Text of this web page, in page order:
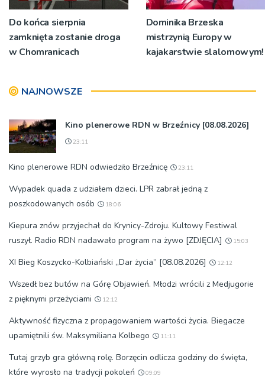
Do końca sierpnia
zamknięta zostanie droga
w Chomranicach
Dominika Brzeska
mistrzynią Europy w
kajakarstwie slalomowym!
NAJNOWSZE
Kino plenerowe RDN w Brzeźnicy [08.08.2026]
23:11
Kino plenerowe RDN odwiedziło Brzeźnicę 23:11
Wypadek quada z udziałem dzieci. LPR zabrał jedną z
poszkodowanych osób
18:06
Kiepura znów przyjechał do Krynicy-Zdroju. Kultowy Festiwal
ruszył. Radio RDN nadawało program na żywo [ZDJĘCIA]
15:03
XI Bieg Koszycko-Kolbiański „Dar życia” [08.08.2026] 12:12
Wszedł bez butów na Górę Objawień. Młodzi wrócili z Medjugorie
z pięknymi przeżyciami
12:12
Aktywność fizyczna z propagowaniem wartości życia. Biegacze
upamiętnili św. Maksymiliana Kolbego
11:11
Tutaj grzyb gra główną rolę. Borzęcin odlicza godziny do święta,
które wyrosło na tradycji pokoleń
09:09